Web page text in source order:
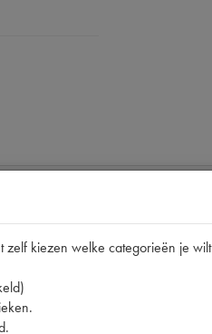
11CV
0
zelf kiezen welke categorieën je wilt